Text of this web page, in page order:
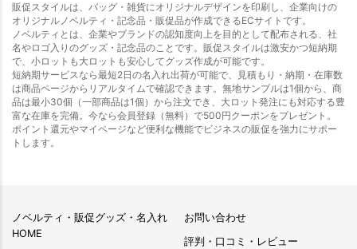
販促スタイルは、バッグ・雑貨にオリジナルデザインを印刷し、企業向けの
オリジナルノベルティ・記念品・販促品が作成できるECサイトです。
ノベルティとは、企業やブランドの認知度向上を目的として配布される、社
名やロゴ入りのグッズ・記念品のことです。販促スタイルは激安かつ短納期
で、小ロットも大ロットも安心してグッズ作成が可能です。
短納期サービスなら最短2日の名入れ出荷が可能で、見積もり・納期・在庫数
は商品ページからリアルタイムで確認できます。無地サンプルは1個から、商
品は最小30個（一部商品は1個）から注文でき、大ロット発注にも対応する豊
富な在庫を完備。今なら会員登録（無料）で500円クーポンをプレゼント。
ポイント還元やマイページなど便利な機能でビジネスの販促を強力にサポー
トします。
ノベルティ・販促グッズ・名入れ
HOME
お問い合わせ
評判・口コミ・レビュー